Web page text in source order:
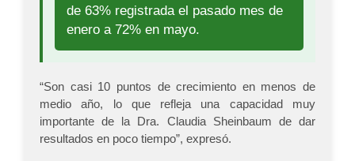
de 63% registrada el pasado mes de
enero a 72% en mayo.
“Son casi 10 puntos de crecimiento en menos de
medio año, lo que refleja una capacidad muy
importante de la Dra. Claudia Sheinbaum de dar
resultados en poco tiempo”, expresó.